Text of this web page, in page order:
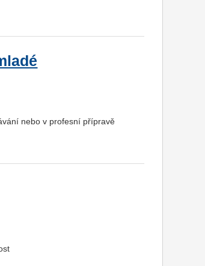
nebo v profesní přípravě